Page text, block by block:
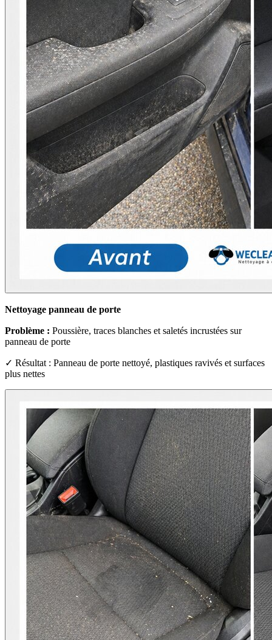
Nettoyage panneau de porte
Problème : Poussière, traces blanches et saletés incrustées sur
panneau de porte
✓ Résultat : Panneau de porte nettoyé, plastiques ravivés et surfaces
plus nettes